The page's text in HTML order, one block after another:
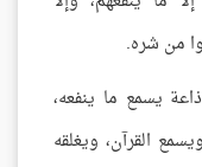
من شره.
يسمع ما ينفعه،
القرآن، ويغلقه